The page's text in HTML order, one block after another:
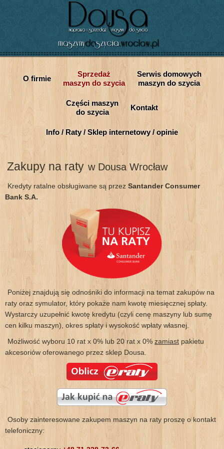
O firmie
Sprzedaż
maszyn do szycia
Serwis domowych
maszyn do szycia
Części maszyn
do szycia
Kontakt
Info / Raty / Sklep internetowy / opinie
Zakupy na raty w Dousa Wrocław
Kredyty ratalne obsługiwane są przez Santander Consumer
Bank S.A.
Poniżej znajdują się odnośniki do informacji na temat zakupów na
raty oraz symulator, który pokaże nam kwotę miesięcznej spłaty.
Wystarczy uzupełnić kwotę kredytu (czyli cenę maszyny lub sumę
cen kilku maszyn), okres spłaty i wysokość wpłaty własnej.
Możliwość wyboru 10 rat x 0% lub 20 rat x 0% zamiast pakietu
akcesoriów oferowanego przez sklep Dousa.
Osoby zainteresowane zakupem maszyn na raty proszę o kontakt
telefoniczny: